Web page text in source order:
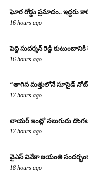
ఘోర రోడ్డు ప్రమాదం.. ఇద్దరు
16 hours ago
పెద్ది సుదర్శన్ రెడ్డి
16 hours ago
“తాగిన మత్తులోనే సూసైడ్ నోట్
17 hours ago
లాయర్ ఇంట్లో నలుగురు
17 hours ago
వైఎస్ వివేకా జయంతి
18 hours ago